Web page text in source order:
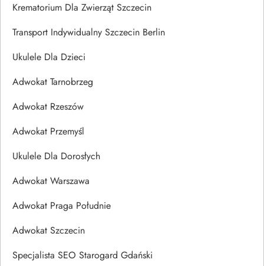
Krematorium Dla Zwierząt Szczecin
Transport Indywidualny Szczecin Berlin
Ukulele Dla Dzieci
Adwokat Tarnobrzeg
Adwokat Rzeszów
Adwokat Przemyśl
Ukulele Dla Dorosłych
Adwokat Warszawa
Adwokat Praga Południe
Adwokat Szczecin
Specjalista SEO Starogard Gdański